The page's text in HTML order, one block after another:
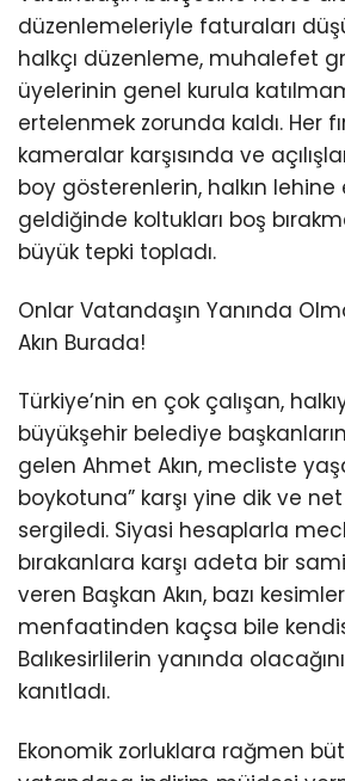
düzenlemeleriyle faturaları
halkçı düzenleme, muhalefet
üyelerinin genel kurula
ertelenmek zorunda kaldı. Her
kameralar karşısında ve
boy gösterenlerin, halkın lehine
geldiğinde koltukları boş
büyük tepki topladı.
Onlar Vatandaşın Yanında
Akın Burada!
Türkiye’nin en çok çalışan,
büyükşehir belediye
gelen Ahmet Akın, mecliste
boykotuna” karşı yine dik ve
sergiledi. Siyasi hesaplarla
bırakanlara karşı adeta bir
veren Başkan Akın, bazı
menfaatinden kaçsa bile
Balıkesirlilerin yanında
kanıtladı.
Ekonomik zorluklara rağmen